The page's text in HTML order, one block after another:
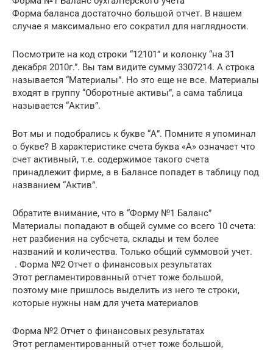
Форма баланса достаточно большой отчет. В нашем
случае я максимально его сократил для наглядности.
Посмотрите на код строки “12101” и колонку “на 31
декабря 2010г.”. Вы там видите сумму 3307214. А строка
называется “Материалы”. Но это еще не все. Материалы
входят в группу “Оборотные активы”, а сама таблица
называется “Актив”.
Вот мы и подобрались к букве “А”. Помните я упоминал
о букве? В характеристике счета буква «А» означает что
счет активный, т.е. содержимое такого счета
принадлежит фирме, а в Балансе попадет в таблицу под
названием “Актив”.
Обратите внимание, что в “Форму №1 Баланс”
Материалы попадают в общей сумме со всего 10 счета:
нет разбиения на субсчета, склады и тем более
названий и количества. Только общий суммовой учет.
. Форма №2 Отчет о финансовых результатах
Этот регламентированный отчет тоже большой,
поэтому мне пришлось выделить из него те строки,
которые нужны нам для учета материалов
Форма №2 Отчет о финансовых результатах
Этот регламентированный отчет тоже большой,